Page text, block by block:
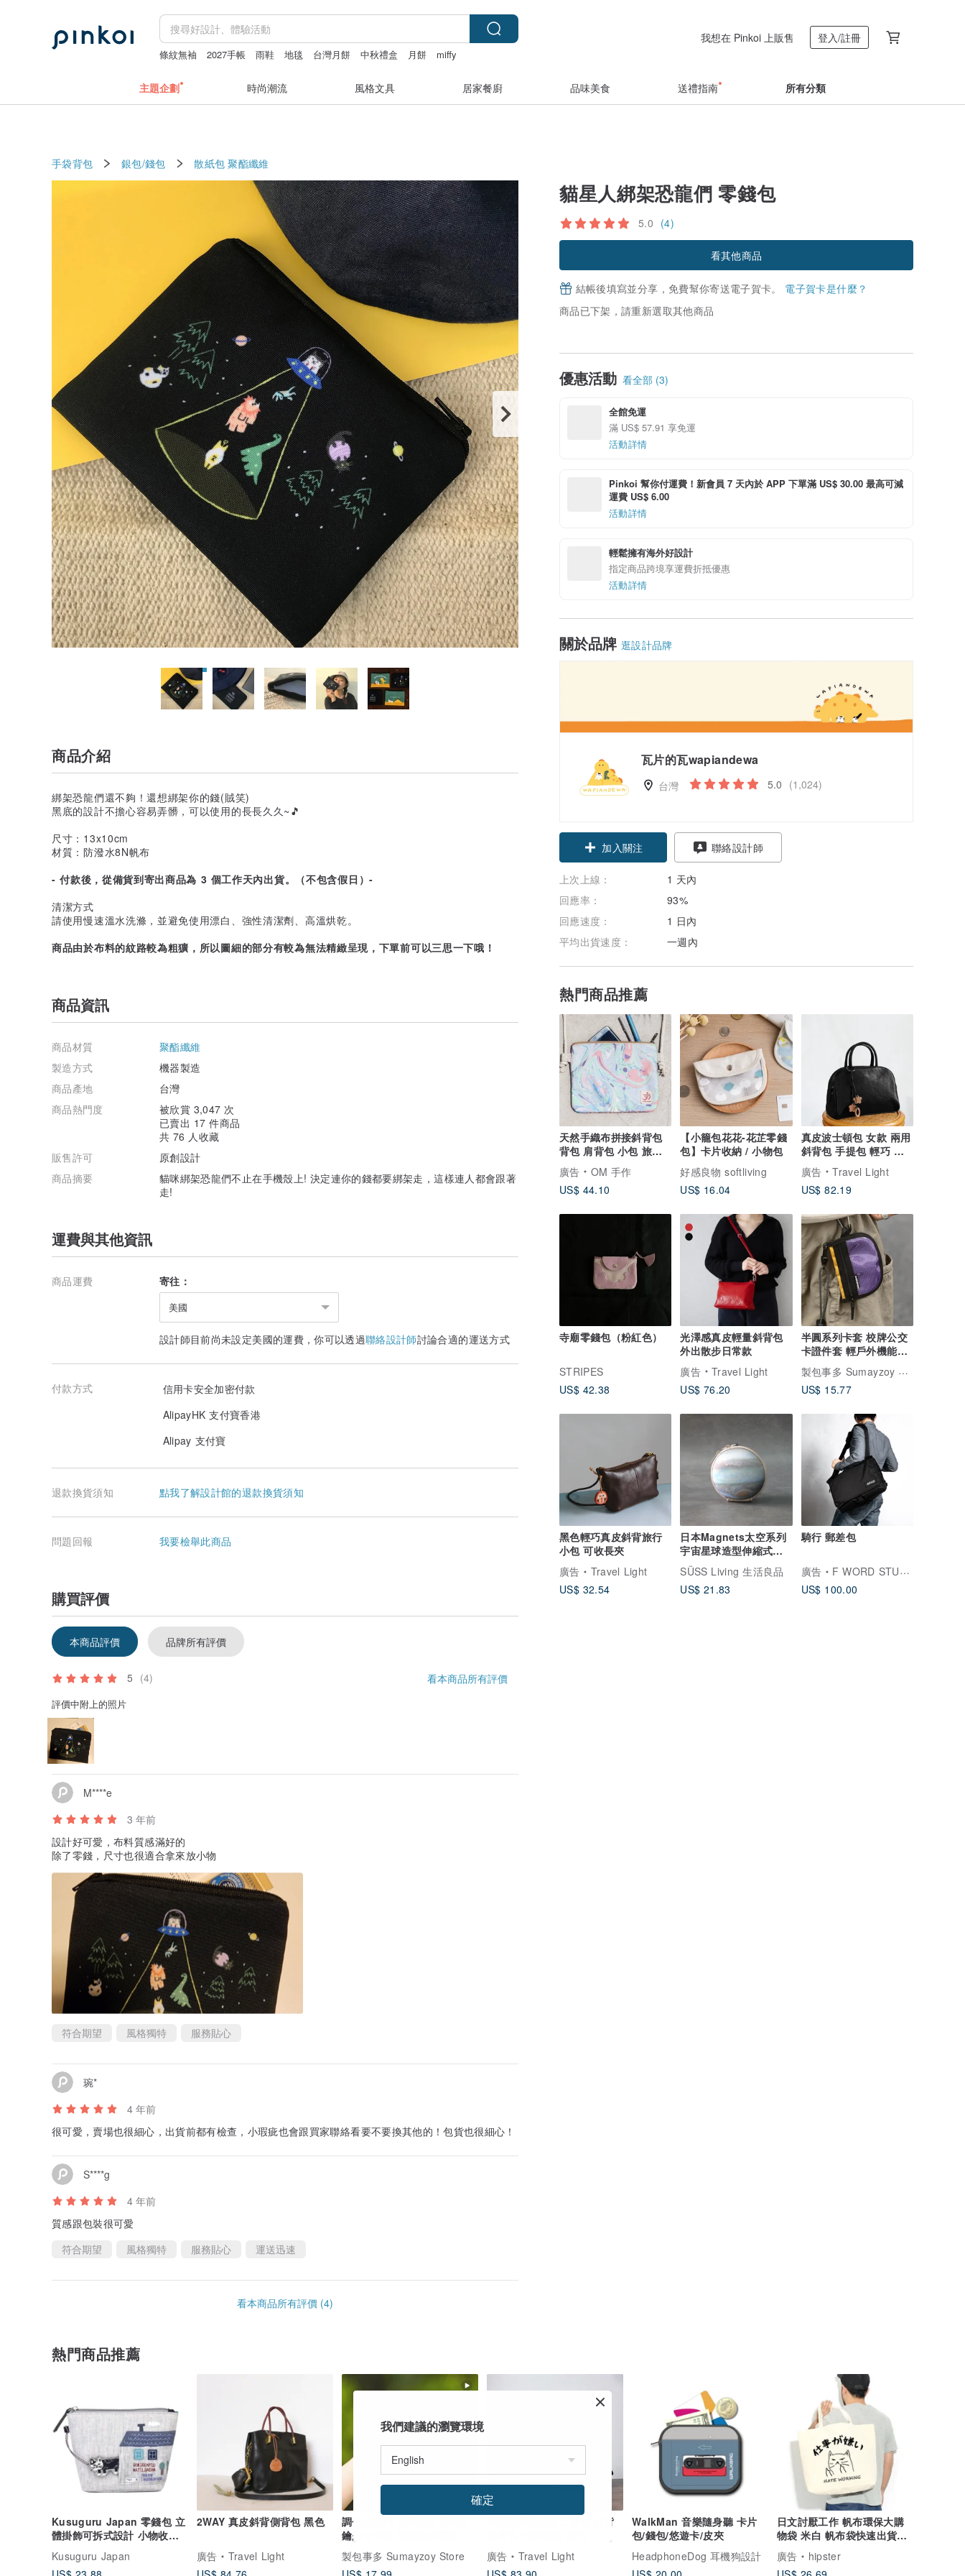
條紋無袖 2027手帳 雨鞋 地毯 台灣月餅 中秋禮盒 月餅 miffy
我想在 Pinkoi 上販售 登入/註冊
主題企劃 時尚潮流 風格文具 居家餐廚 品味美食 送禮指南 所有分類
手袋背包 銀包/錢包 散紙包 聚酯纖維
貓星人綁架恐龍們 零錢包
5.0 (4)
看其他商品
結帳後填寫並分享，免費幫你寄送電子賀卡。 電子賀卡是什麼？
商品已下架，請重新選取其他商品
優惠活動 看全部 (3)
全館免運
滿 US$ 57.91 享免運
活動詳情
Pinkoi 幫你付運費！新會員 7 天內於 APP 下單滿 US$ 30.00 最高可減
運費 US$ 6.00
活動詳情
輕鬆擁有海外好設計
指定商品跨境享運費折抵優惠
活動詳情
關於品牌 逛設計品牌
瓦片的瓦wapiandewa
台灣 5.0 (1,024)
加入關注 聯絡設計師
上次上線：
1 天內
回應率：
93%
回應速度：
1 日內
平均出貨速度：
一週內
熱門商品推薦
天然手織布拼接斜背包
背包 肩背包 小包 旅行
包-浮水染大理石紋
廣告
OM 手作
US$ 44.10
【小籠包花花-花芷零錢
包】卡片收納 / 小物包
好感良物 softliving
US$ 16.04
真皮波士頓包 女款 兩用
斜背包 手提包 輕巧 優
雅 通勤
廣告
Travel Light
US$ 82.19
寺廟零錢包（粉紅色）
STRIPES
US$ 42.38
光澤感真皮輕量斜背包
外出散步日常款
廣告
Travel Light
US$ 76.20
半圓系列卡套 校牌公交
卡證件套 輕戶外機能風
零錢包 芝士黃
製包事多 Sumayzoy Store
US$ 15.77
黑色輕巧真皮斜背旅行
小包 可收長夾
廣告
Travel Light
US$ 32.54
日本Magnets太空系列
宇宙星球造型伸縮式拉
線鑰匙零錢包(木星款)
SÜSS Living 生活良品
US$ 21.83
騎行 郵差包
廣告
F WORD STUDIO
US$ 100.00
商品介紹
綁架恐龍們還不夠！還想綁架你的錢(賊笑)
黑底的設計不擔心容易弄髒，可以使用的長長久久~🎵
尺寸：13x10cm
材質：防潑水8N帆布
- 付款後，從備貨到寄出商品為 3 個工作天內出貨。（不包含假日）-
清潔方式
請使用慢速溫水洗滌，並避免使用漂白、強性清潔劑、高溫烘乾。
商品由於布料的紋路較為粗獷，所以圖細的部分有較為無法精緻呈現，下單前可以三思一下哦！
商品資訊
商品材質
聚酯纖維
製造方式
機器製造
商品產地
台灣
商品熱門度
被欣賞 3,047 次
已賣出 17 件商品
共 76 人收藏
販售許可
原創設計
商品摘要
貓咪綁架恐龍們不止在手機殼上! 決定連你的錢都要綁架走，這樣連人都會跟著
走!
運費與其他資訊
商品運費 寄往：
美國
設計師目前尚未設定美國的運費，你可以透過聯絡設計師討論合適的運送方式
付款方式
信用卡安全加密付款
AlipayHK 支付寶香港
Alipay 支付寶
退款換貨須知 點我了解設計館的退款換貨須知
問題回報 我要檢舉此商品
購買評價
本商品評價 品牌所有評價
5 (4) 看本商品所有評價
評價中附上的照片
M****e
3 年前
設計好可愛，布料質感滿好的
除了零錢，尺寸也很適合拿來放小物
符合期望 風格獨特 服務貼心
琬*
4 年前
很可愛，賣場也很細心，出貨前都有檢查，小瑕疵也會跟買家聯絡看要不要換其他的！包貨也很細心！
S****g
4 年前
質感跟包裝很可愛
符合期望
風格獨特 服務貼心 運送迅速
看本商品所有評價 (4)
熱門商品推薦
Kusuguru Japan 零錢包 立
體掛飾可拆式設計 小物收納
化粧包 -灰
Kusuguru Japan
2WAY 真皮斜背側背包 黑色
廣告
Travel Light
調色盤系列 迷你掛脖耳機包
鑰匙包卡包 便攜收納零錢包
野藤紫S碼
製包事多 Sumayzoy Store
兩用簡約真皮波士頓包 斜背
廣告
Travel Light
WalkMan 音樂隨身聽 卡片
包/錢包/悠遊卡/皮夾
HeadphoneDog 耳機狗設計
日文討厭工作 帆布環保大購
物袋 米白 帆布袋快速出貨貓
咪托特包
廣告
hipster
我們建議的瀏覽環境
確定